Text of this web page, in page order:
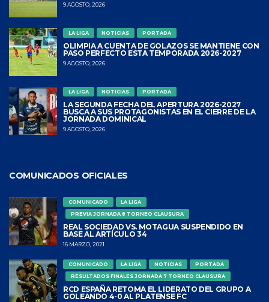
9 AGOSTO, 2026
LA LIGA NOTICIAS PORTADA
OLIMPIA A CUENTA DE GOLAZOS SE MANTIENE CON
PASO PERFECTO ESTA TEMPORADA 2026-2027
9 AGOSTO, 2026
LA LIGA NOTICIAS PORTADA
LA SEGUNDA FECHA DEL APERTURA 2026-2027
BUSCA A SUS PROTAGONISTAS EN EL CIERRE DE LA
JORNADA DOMINICAL
9 AGOSTO, 2026
COMUNICADOS OFICIALES
COMUNICADO
LA LIGA
PREVIA JORNADA 8 TORNEO CLAUSURA
REAL SOCIEDAD VS. MOTAGUA SUSPENDIDO EN
BASE AL ARTÍCULO 34
16 MARZO, 2021
COMUNICADO LA LIGA NOTICIAS
PORTADA
RESULTADOS FINALES JORNADA 7 TORNEO CLAUSURA
RCD ESPAÑA RETOMA EL LIDERATO DEL GRUPO A
GOLEANDO 4-0 AL PLATENSE FC